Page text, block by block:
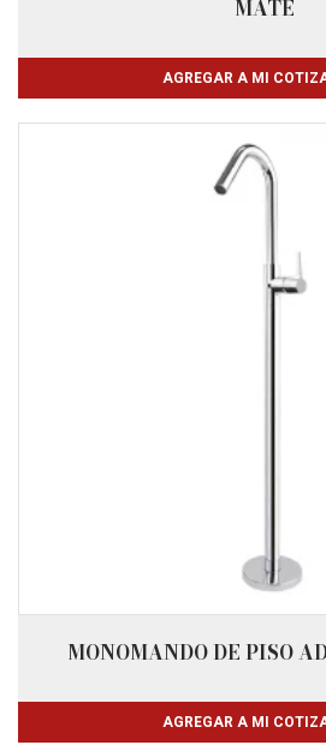
MATE
AGREGAR A MI
MONOMANDO DE PISO
AGREGAR A MI